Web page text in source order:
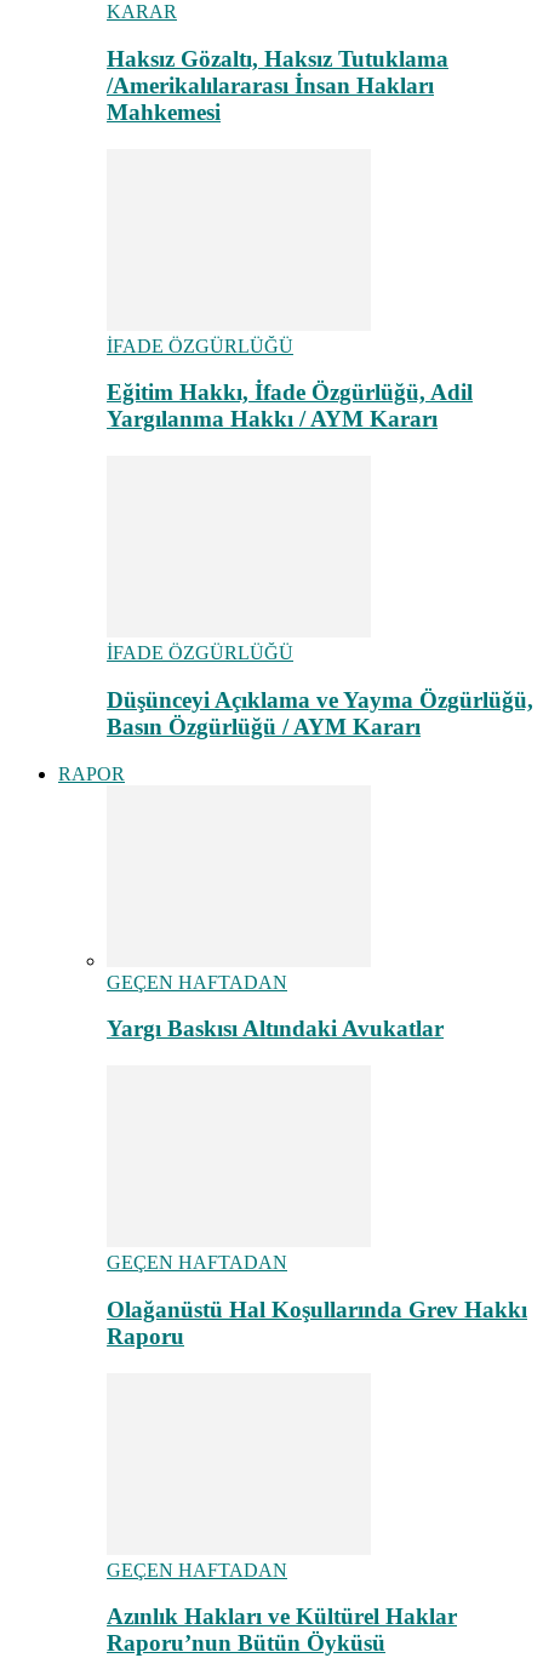
KARAR
Haksız Gözaltı, Haksız Tutuklama
/Amerikalılararası İnsan Hakları
Mahkemesi
İFADE ÖZGÜRLÜĞÜ
Eğitim Hakkı, İfade Özgürlüğü, Adil
Yargılanma Hakkı / AYM Kararı
İFADE ÖZGÜRLÜĞÜ
Düşünceyi Açıklama ve Yayma Özgürlüğü,
Basın Özgürlüğü / AYM Kararı
RAPOR
GEÇEN HAFTADAN
Yargı Baskısı Altındaki Avukatlar
GEÇEN HAFTADAN
Olağanüstü Hal Koşullarında Grev Hakkı
Raporu
GEÇEN HAFTADAN
Azınlık Hakları ve Kültürel Haklar
Raporu’nun Bütün Öyküsü